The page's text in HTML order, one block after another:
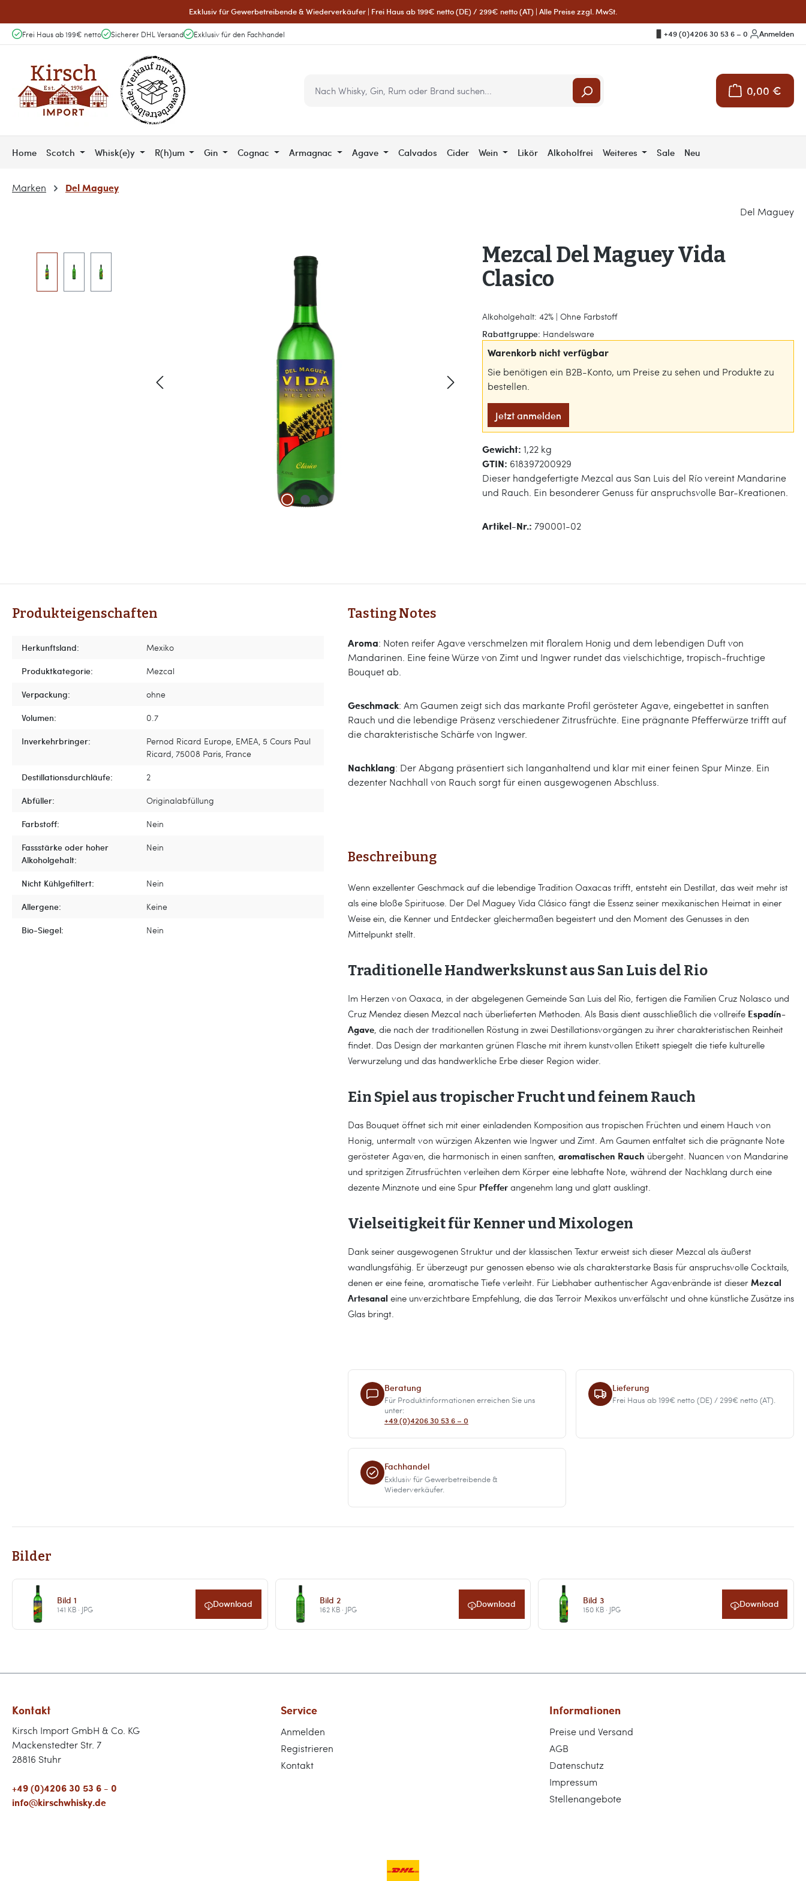
Exklusiv für Gewerbetreibende & Wiederverkäufer | Frei Haus ab 199€ netto (DE) / 299€ netto (AT) | Alle Preise zzgl. MwSt.
Frei Haus ab 199€ netto Sicherer DHL Versand Exklusiv für den Fachhandel +49 (0)4206 30 53 6 – 0 Anmelden
0,00 €
Warenkorb
Home Scotch Whisk(e)y R(h)um Gin Cognac Armagnac Agave Calvados Cider Wein Likör Alkoholfrei Weiteres Sale Neu
Marken Del Maguey
Del Maguey
Mezcal Del Maguey Vida
Clasico
Alkoholgehalt: 42% | Ohne Farbstoff
Rabattgruppe: Handelsware
Warenkorb nicht verfügbar
Sie benötigen ein B2B-Konto, um Preise zu sehen und Produkte zu
bestellen.
Jetzt anmelden
Gewicht: 1,22 kg
GTIN: 618397200929
Dieser handgefertigte Mezcal aus San Luis del Río vereint Mandarine
und Rauch. Ein besonderer Genuss für anspruchsvolle Bar-Kreationen.
Artikel-Nr.: 790001-02
Produkteigenschaften
Herkunftsland:
Mexiko
Produktkategorie:
Mezcal
Verpackung:
ohne
Volumen:
0.7
Inverkehrbringer:
Pernod Ricard Europe, EMEA, 5 Cours Paul
Ricard, 75008 Paris, France
Destillationsdurchläufe:
2
Abfüller:
Originalabfüllung
Farbstoff:
Nein
Fassstärke oder hoher
Alkoholgehalt:
Nein
Nicht Kühlgefiltert:
Nein
Allergene:
Keine
Bio-Siegel:
Nein
Tasting Notes
Aroma: Noten reifer Agave verschmelzen mit floralem Honig und dem lebendigen Duft von
Mandarinen. Eine feine Würze von Zimt und Ingwer rundet das vielschichtige, tropisch-fruchtige
Bouquet ab.
Geschmack: Am Gaumen zeigt sich das markante Profil gerösteter Agave, eingebettet in sanften
Rauch und die lebendige Präsenz verschiedener Zitrusfrüchte. Eine prägnante Pfefferwürze trifft auf
die charakteristische Schärfe von Ingwer.
Nachklang: Der Abgang präsentiert sich langanhaltend und klar mit einer feinen Spur Minze. Ein
dezenter Nachhall von Rauch sorgt für einen ausgewogenen Abschluss.
Beschreibung
Wenn exzellenter Geschmack auf die lebendige Tradition Oaxacas trifft, entsteht ein Destillat, das weit mehr ist
als eine bloße Spirituose. Der Del Maguey Vida Clásico fängt die Essenz seiner mexikanischen Heimat in einer
Weise ein, die Kenner und Entdecker gleichermaßen begeistert und den Moment des Genusses in den
Mittelpunkt stellt.
Traditionelle Handwerkskunst aus San Luis del Rio
Im Herzen von Oaxaca, in der abgelegenen Gemeinde San Luis del Rio, fertigen die Familien Cruz Nolasco und
Cruz Mendez diesen Mezcal nach überlieferten Methoden. Als Basis dient ausschließlich die vollreife Espadín-
Agave, die nach der traditionellen Röstung in zwei Destillationsvorgängen zu ihrer charakteristischen Reinheit
findet. Das Design der markanten grünen Flasche mit ihrem kunstvollen Etikett spiegelt die tiefe kulturelle
Verwurzelung und das handwerkliche Erbe dieser Region wider.
Ein Spiel aus tropischer Frucht und feinem Rauch
Das Bouquet öffnet sich mit einer einladenden Komposition aus tropischen Früchten und einem Hauch von
Honig, untermalt von würzigen Akzenten wie Ingwer und Zimt. Am Gaumen entfaltet sich die prägnante Note
gerösteter Agaven, die harmonisch in einen sanften, aromatischen Rauch übergeht. Nuancen von Mandarine
und spritzigen Zitrusfrüchten verleihen dem Körper eine lebhafte Note, während der Nachklang durch eine
dezente Minznote und eine Spur Pfeffer angenehm lang und glatt ausklingt.
Vielseitigkeit für Kenner und Mixologen
Dank seiner ausgewogenen Struktur und der klassischen Textur erweist sich dieser Mezcal als äußerst
wandlungsfähig. Er überzeugt pur genossen ebenso wie als charakterstarke Basis für anspruchsvolle Cocktails,
denen er eine feine, aromatische Tiefe verleiht. Für Liebhaber authentischer Agavenbrände ist dieser Mezcal
Artesanal eine unverzichtbare Empfehlung, die das Terroir Mexikos unverfälscht und ohne künstliche Zusätze ins
Glas bringt.
Beratung
Für Produktinformationen erreichen Sie uns
unter:
+49 (0)4206 30 53 6 – 0
Lieferung
Frei Haus ab 199€ netto (DE) / 299€ netto (AT).
Fachhandel
Exklusiv für Gewerbetreibende &
Wiederverkäufer.
Bilder
Bild 1
141 KB · JPG Download Bild 2
162 KB · JPG Download Bild 3
150 KB · JPG Download
Kontakt
Kirsch Import GmbH & Co. KG
Mackenstedter Str. 7
28816 Stuhr
+49 (0)4206 30 53 6 - 0
info@kirschwhisky.de
Service
Anmelden
Registrieren
Kontakt
Informationen
Preise und Versand
AGB
Datenschutz
Impressum
Stellenangebote